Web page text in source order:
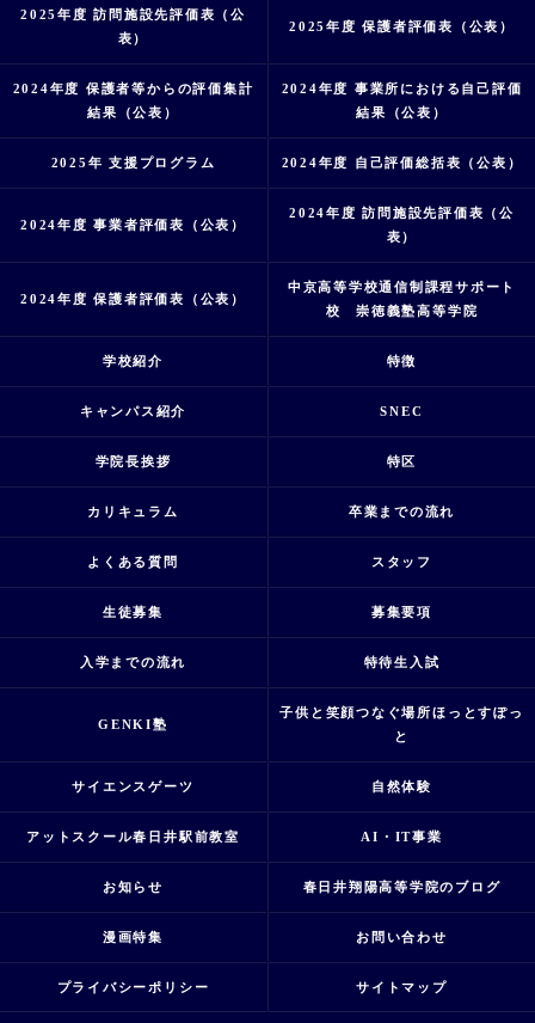
2025年度 訪問施設先評価表（公
表）
2025年度 保護者評価表（公表）
2024年度 保護者等からの評価集計
結果（公表）
2024年度 事業所における自己評価
結果（公表）
2025年 支援プログラム 2024年度 自己評価総括表（公表）
2024年度 事業者評価表（公表）
2024年度 訪問施設先評価表（公
表）
2024年度 保護者評価表（公表）
中京高等学校通信制課程サポート
校 崇徳義塾高等学院
学校紹介 特徴
キャンパス紹介 SNEC
学院長挨拶 特区
カリキュラム 卒業までの流れ
よくある質問 スタッフ
生徒募集 募集要項
入学までの流れ 特待生入試
GENKI塾
子供と笑顔つなぐ場所ほっとすぽっ
と
サイエンスゲーツ 自然体験
アットスクール春日井駅前教室 AI・IT事業
お知らせ 春日井翔陽高等学院のブログ
漫画特集 お問い合わせ
プライバシーポリシー サイトマップ